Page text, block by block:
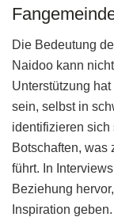
Die Bedeutung
Naidoo kann
Unterstützung
sein, selbst in
identifizieren sich
Botschaften, was
führt. In
Beziehung
Inspiration geben.